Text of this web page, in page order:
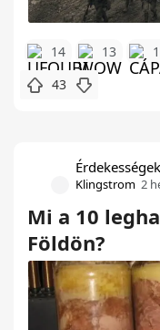
14 13
43
Klingstrom 2
Mi a 10
Földön?